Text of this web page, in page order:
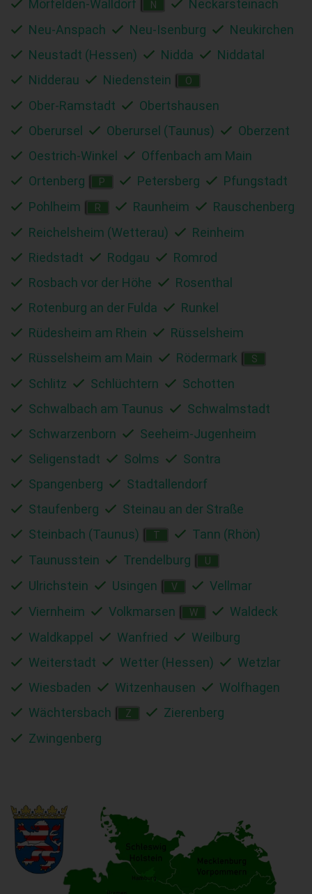
Mörfelden-Walldorf N
Neckarsteinach
Neu-Anspach
Neu-Isenburg
Neukirchen
Neustadt (Hessen)
Nidda
Niddatal
Nidderau
Niedenstein O
Ober-Ramstadt
Obertshausen
Oberursel
Oberursel (Taunus)
Oberzent
Oestrich-Winkel
Offenbach am Main
Ortenberg
P Petersberg
Pfungstadt
Pohlheim
R Raunheim
Rauschenberg
Reichelsheim (Wetterau)
Reinheim
Riedstadt
Rodgau
Romrod
Rosbach vor der Höhe
Rosenthal
Rotenburg an der Fulda
Runkel
Rüdesheim am Rhein
Rüsselsheim
Rüsselsheim am Main
Rödermark S
Schlitz Schlüchtern
Schotten
Schwalbach am Taunus
Schwalmstadt
Schwarzenborn
Seeheim-Jugenheim
Seligenstadt
Solms
Sontra
Spangenberg
Stadtallendorf
Staufenberg
Steinau an der Straße
Steinbach (Taunus)
T
Tann (Rhön)
Taunusstein
Trendelburg U
Ulrichstein Usingen V
Vellmar
Viernheim
Volkmarsen W
Waldeck
Waldkappel
Wanfried
Weilburg
Weiterstadt
Wetter (Hessen)
Wetzlar
Wiesbaden
Witzenhausen
Wolfhagen
Wächtersbach
Z
Zierenberg
Zwingenberg